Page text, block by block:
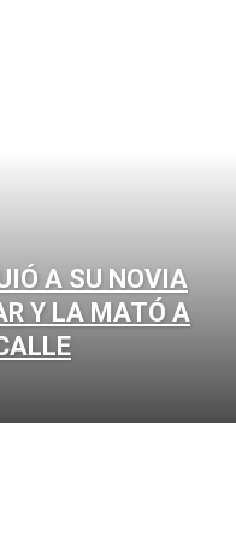
A SU NOVIA
Y LA MATÓ A